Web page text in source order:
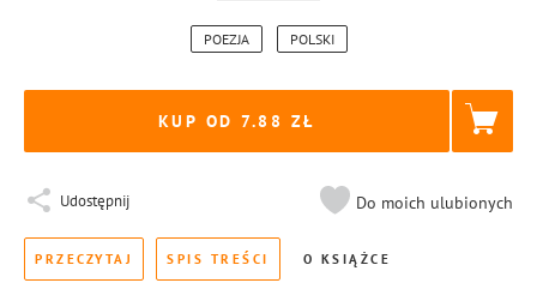
POEZJA POLSKI
KUP OD 7.88
Udostępnij Do moich ulubionych
PRZECZYTAJ SPIS TREŚCI O KSIĄŻCE